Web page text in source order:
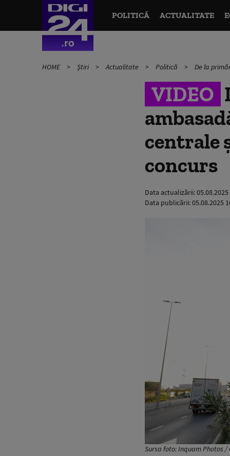
POLITICĂ ACTUALITATE
HOME Știri Actualitate Politică De la
VIDEO
centrale
concurs
Data actualizării:
Data publicării:05.08.2025
Sursa foto: Inquam Photos /